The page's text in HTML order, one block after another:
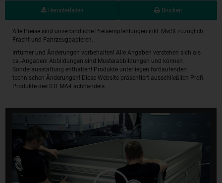
Herunterladen Drucken
Alle Preise sind unverbindliche Preisempfehlungen inkl. MwSt zuzüglich
Fracht und Fahrzeugpapieren.
Irrtümer und Änderungen vorbehalten! Alle Angaben verstehen sich als
ca.-Angaben! Abbildungen sind Musterabbildungen und können
Sonderausstattung enthalten! Produkte unterliegen fortlaufenden
technischen Änderungen! Diese Website präsentiert ausschließlich Profi-
Produkte des STEMA-Fachhandels.